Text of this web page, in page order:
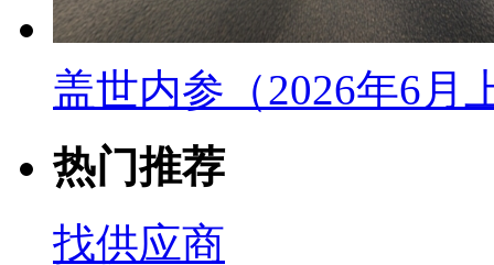
盖世内参（2026年6月
热门推荐
找供应商